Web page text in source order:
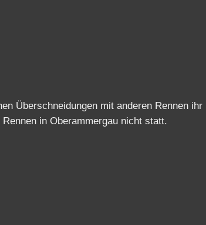
Überschneidungen mit anderen Rennen ihr
in Oberammergau nicht statt.